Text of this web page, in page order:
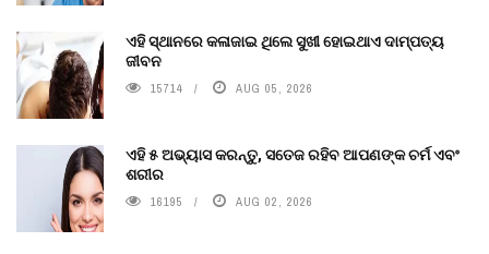
ଏହି ସ୍ଥାନରେ କଳାଜାଇ ଥିଲେ ସୁଖୀ ହୋଇଥାଏ ଦାମ୍ପତ୍ୟ
ଜୀବନ
15714 AUG 05, 2026
ଏହି ୫ ଅଭ୍ୟାସ କରନ୍ତୁ, ସତେଜ ରହିବ ଆପଣଙ୍କ ଚର୍ମ ଏବଂ
ଶରୀର
16195 AUG 02, 2026